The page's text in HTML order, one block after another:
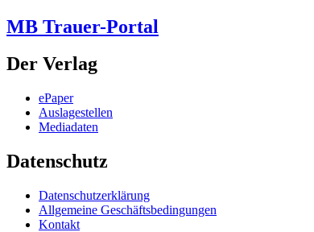
MB Trauer-Portal
Der Verlag
ePaper
Auslagestellen
Mediadaten
Datenschutz
Datenschutzerklärung
Allgemeine Geschäftsbedingungen
Kontakt